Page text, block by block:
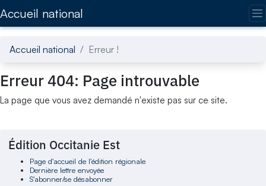
Accueil national
Accueil national Erreur !
Erreur 404: Page introuvable
La page que vous avez demandé n'existe pas sur ce site.
Édition Occitanie Est
Page d'accueil de l'édition régionale
Dernière lettre envoyée
S'abonner/se désabonner